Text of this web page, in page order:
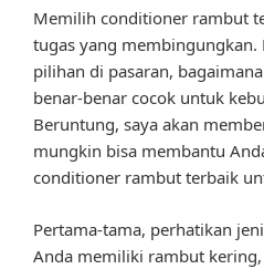
Memilih conditioner rambut
tugas yang membingungkan.
pilihan di pasaran,
benar-benar cocok untuk
Beruntung, saya akan
mungkin bisa membantu
conditioner rambut terbaik
Pertama-tama, perhatikan
Anda memiliki rambut